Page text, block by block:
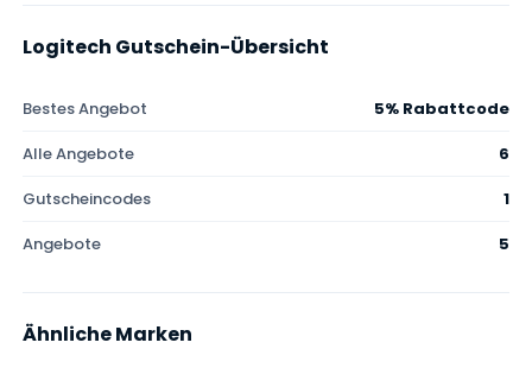
Logitech Gutschein-Übersicht
Bestes Angebot
5% Rabattcode
Alle Angebote
6
Gutscheincodes
1
Angebote
5
Ähnliche Marken